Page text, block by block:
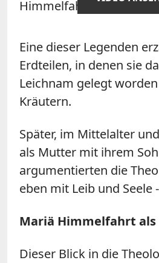
Eine dieser Legenden
Erdteilen, in denen sie
Leichnam gelegt
Kräutern.
Später, im Mittelalter
als Mutter mit ihrem
argumentierten die
eben mit Leib und
Mariä Himmelfahrt
Dieser Blick in die